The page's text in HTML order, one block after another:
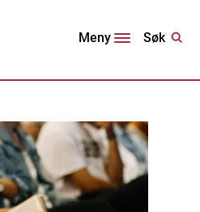
Meny Søk